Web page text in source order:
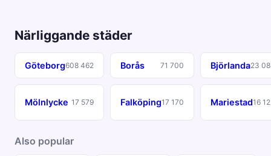
Närliggande städer
Göteborg608 462 Borås 71 700 Björlanda23
Mölnlycke 17 579 Falköping17 170 Mariestad16
Also popular